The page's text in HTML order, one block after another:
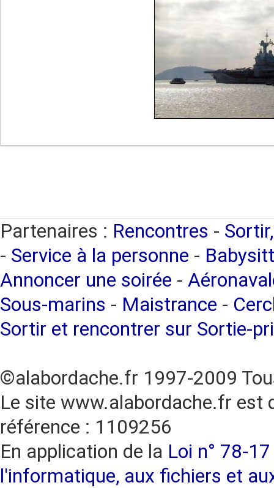
Partenaires : Rencontres -
- Service à la personne -
Annoncer une soirée -
Sous-marins - Maistrance -
Sortir et rencontrer sur Sortie-
©alabordache.fr 1997-2009
Le site www.alabordache.fr est
référence : 1109256
En application de la Loi n° 78-
l'informatique, aux fichiers et